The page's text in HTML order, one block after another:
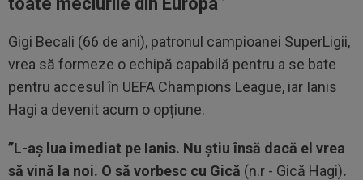
Gigi Becali (66 de ani), patronul campioanei SuperLigii,
vrea să formeze o echipă capabilă pentru a se bate
pentru accesul în UEFA Champions League, iar Ianis
Hagi a devenit acum o opțiune.
”L-aș lua imediat pe Ianis. Nu știu însă dacă el vrea
să vină la noi. O să vorbesc cu Gică (n.r - Gică Hagi).